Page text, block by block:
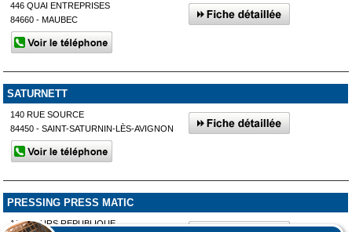
446 QUAI ENTREPRISES
84660 - MAUBEC
SATURNETT
140 RUE SOURCE
84450 - SAINT-SATURNIN-LÈS-AVIGNON
PRESSING PRESS MATIC
165 COURS REPUBLIQUE